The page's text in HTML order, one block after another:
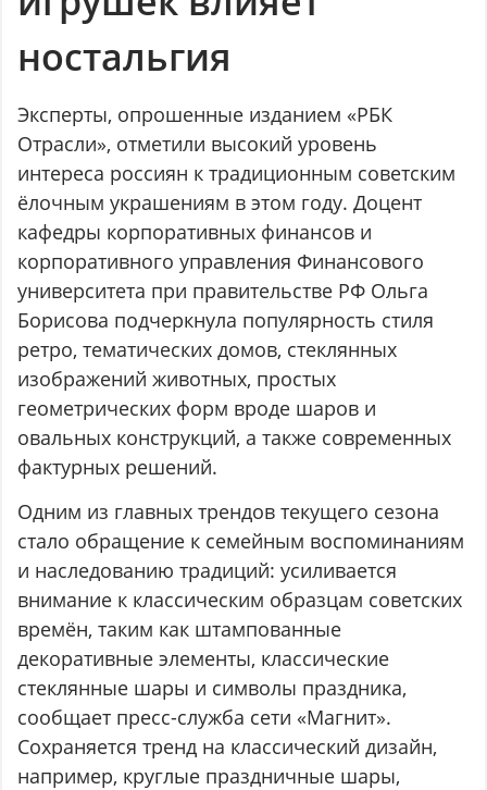
ностальгия
Эксперты, опрошенные изданием «РБК
Отрасли», отметили высокий уровень
интереса россиян к традиционным советским
ёлочным украшениям в этом году. Доцент
кафедры корпоративных финансов и
корпоративного управления Финансового
университета при правительстве РФ Ольга
Борисова подчеркнула популярность стиля
ретро, тематических домов, стеклянных
изображений животных, простых
геометрических форм вроде шаров и
овальных конструкций, а также современных
фактурных решений.
Одним из главных трендов текущего сезона
стало обращение к семейным воспоминаниям
и наследованию традиций: усиливается
внимание к классическим образцам советских
времён, таким как штампованные
декоративные элементы, классические
стеклянные шары и символы праздника,
сообщает пресс-служба сети «Магнит».
Сохраняется тренд на классический дизайн,
например, круглые праздничные шары,